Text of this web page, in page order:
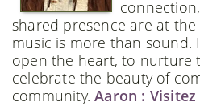
shared presence are at
music is more than sound.
open the heart, to nurture
celebrate the beauty of
community.Aaron : Visitez